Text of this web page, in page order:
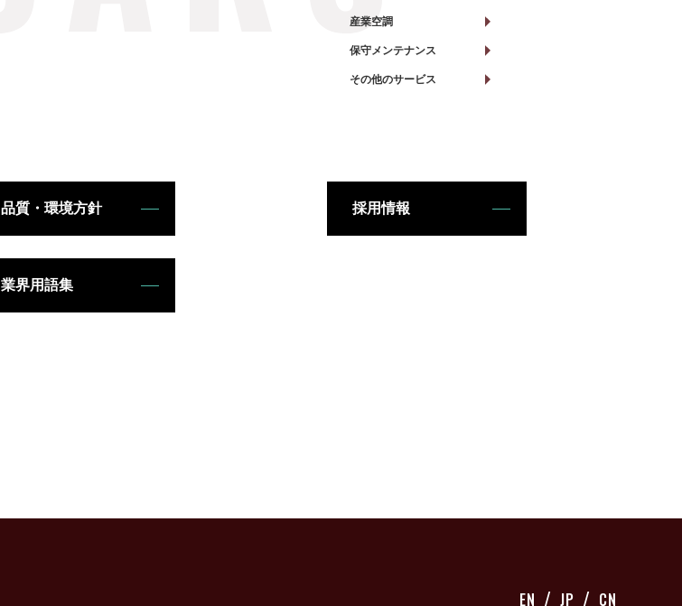
産業空調
保守メンテナンス
その他のサービス
品質・環境方針
業界用語集
採用情報
EN JP CN